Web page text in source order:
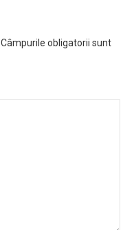
Câmpurile obligatorii sunt